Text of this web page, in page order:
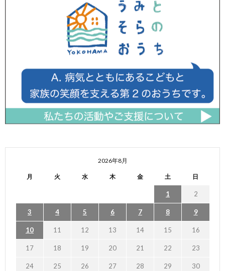
2026年8月
月 火 水 木 金 土 日
1 2
3 4 5 6 7 8 9
10 11 12 13 14 15 16
17 18 19 20 21 22 23
24 25 26 27 28 29 30